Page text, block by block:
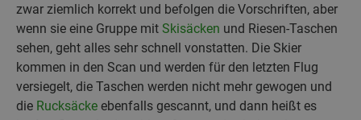
zwar ziemlich korrekt und befolgen die Vorschriften, aber
wenn sie eine Gruppe mit Skisäcken und Riesen-Taschen
sehen, geht alles sehr schnell vonstatten. Die Skier
kommen in den Scan und werden für den letzten Flug
versiegelt, die Taschen werden nicht mehr gewogen und
die Rucksäcke ebenfalls gescannt, und dann heißt es